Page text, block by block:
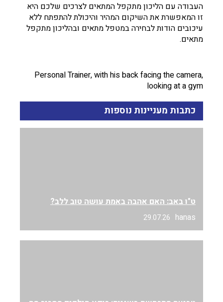
העבודה עם הליכון מתקפל המתאים לצרכים שלכם היא
זו המאפשרת את השיקום המהיר והיכולת להתפתח ללא
עיכובים הודות לבחירה במטפל מתאים ובהליכון מתקפל
מתאים.
Personal Trainer, with his back facing the camera,
looking at a gym
כתבות מעניינות נוספות
ט"ו באב: האם אהבה באמת עושה טוב ללב?
hanas
29.07.26